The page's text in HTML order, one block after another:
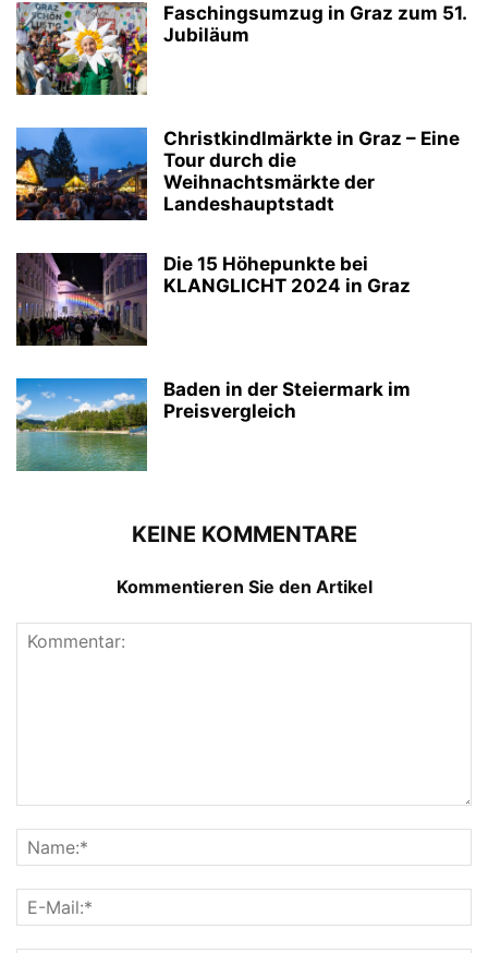
Faschingsumzug in Graz zum 51.
Jubiläum
Christkindlmärkte in Graz – Eine
Tour durch die
Weihnachtsmärkte der
Landeshauptstadt
Die 15 Höhepunkte bei
KLANGLICHT 2024 in Graz
Baden in der Steiermark im
Preisvergleich
KEINE KOMMENTARE
Kommentieren Sie den Artikel